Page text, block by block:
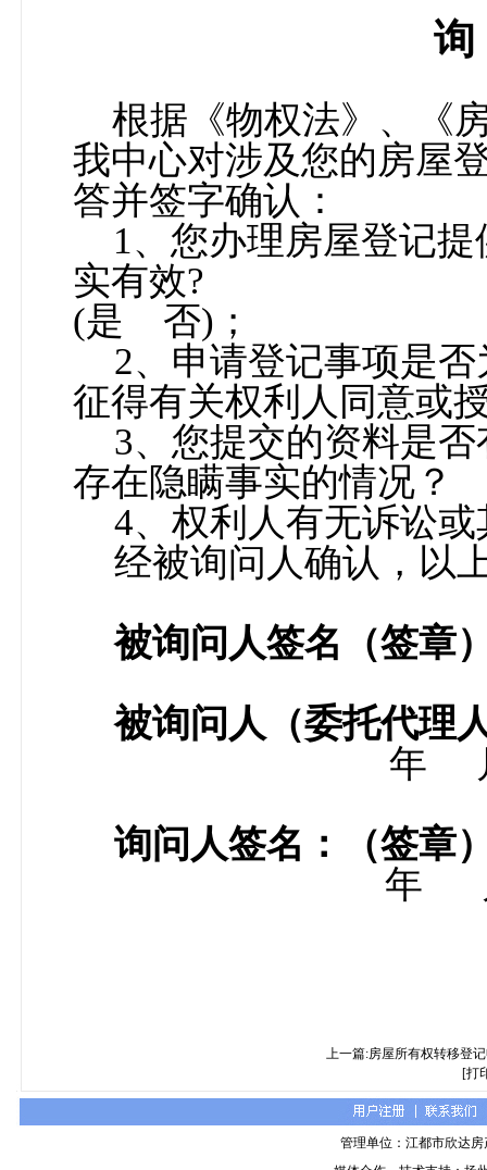
询
根据《物权法》、《
我中心对涉及您的房屋
答并签字确认：
1、您办理房屋登记
实有效?
(是 否) ；
2、申请登记事项是
征得有关权利人同意或
3、您提交的资料是
存在隐瞒事实的情况？
4、权利人有无诉讼
经被询问人确认，以
被询问人签名（签章
被询问人（委托代理
年
询问人签名：（签章
年
上一篇:房屋所有权转移登
[打
管理单位：江都市欣达